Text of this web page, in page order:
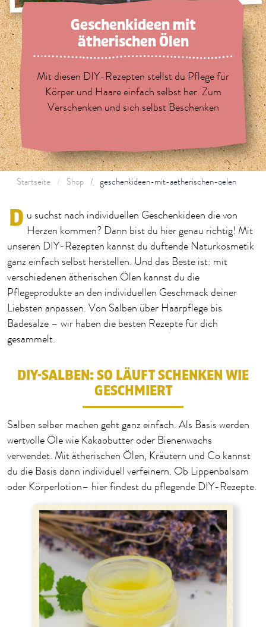
Geschenkideen mit
ätherischen Ölen
Mit diesen DIY-Rezepten stellst du Pflege für
Körper und Haare einfach selbst her. Zum
Verschenken und sich selbst Beschenken
Startseite Shop geschenkideen-mit-aetherischen-oelen
D u suchst nach individuellen Geschenkideen die von
Herzen kommen? Dann bist du hier genau richtig! Mit
unseren DIY-Rezepten kannst du duftende Naturkosmetik
ganz einfach selbst herstellen. Und das Beste ist: mit
verschiedenen ätherischen Ölen kannst du die
Pflegeprodukte an den individuellen Geschmack deiner
Liebsten anpassen. Von Salben über Haarpflege bis
Badesalze – wir haben die besten Rezepte für dich
gesammelt.
DIY-SALBEN: SO LÄUFT SCHENKEN WIE
GESCHMIERT
Salben selber machen geht ganz einfach. Als Basis werden
wertvolle Öle wie Kakaobutter oder Bienenwachs
verwendet. Mit ätherischen Ölen, Kräutern und Co kannst
du die Basis dann individuell verfeinern. Ob Lippenbalsam
oder Körperlotion– hier findest du pflegende DIY-Rezepte.